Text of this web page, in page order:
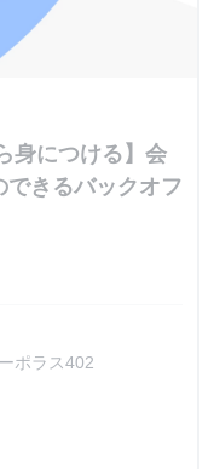
身につける】会
きるバックオフ
ポラス402